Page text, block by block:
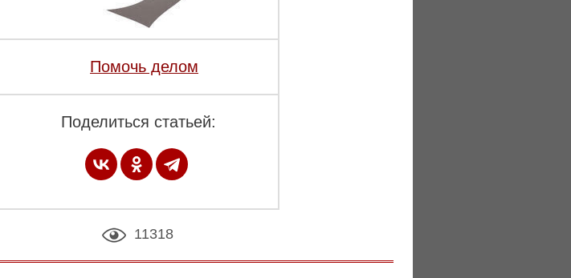
Помочь делом
Поделиться статьей:
11318